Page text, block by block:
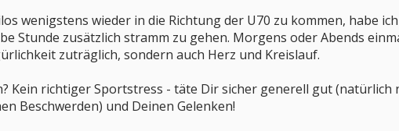
wenigstens wieder in die Richtung der U70 zu kommen, habe
Stunde zusätzlich stramm zu gehen. Morgens oder Abends
zuträglich, sondern auch Herz und Kreislauf.
Kein richtiger Sportstress - täte Dir sicher generell gut (natürlich
Beschwerden) und Deinen Gelenken!